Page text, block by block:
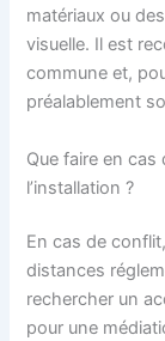
matériaux ou
visuelle. Il est
commune et,
préalablement
Que faire en cas
l’installation ?
En cas de
distances
rechercher un
pour une